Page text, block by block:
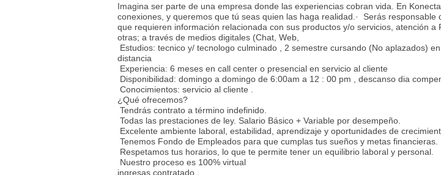
Imagina ser parte de una empresa donde las experiencias cobran vida. En
conexiones, y queremos que tú seas quien las haga realidad.· Serás responsable
que requieren información relacionada con sus productos y/o servicios, atención a
otras; a través de medios digitales (Chat, Web,
Estudios: tecnico y/ tecnologo culminado , 2 semestre cursando (No aplazados)
distancia
Experiencia: 6 meses en call center o presencial en servicio al cliente
Disponibilidad: domingo a domingo de 6:00am a 12 : 00 pm , descanso dia
Conocimientos: servicio al cliente .
¿Qué ofrecemos?
Tendrás contrato a término indefinido.
Todas las prestaciones de ley. Salario Básico + Variable por desempeño.
Excelente ambiente laboral, estabilidad, aprendizaje y oportunidades de
Tenemos Fondo de Empleados para que cumplas tus sueños y metas financieras.
Respetamos tus horarios, lo que te permite tener un equilibrio laboral y personal.
Nuestro proceso es 100% virtual
ingresas contratado .